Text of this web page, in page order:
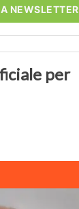
NEWSLETTER
per